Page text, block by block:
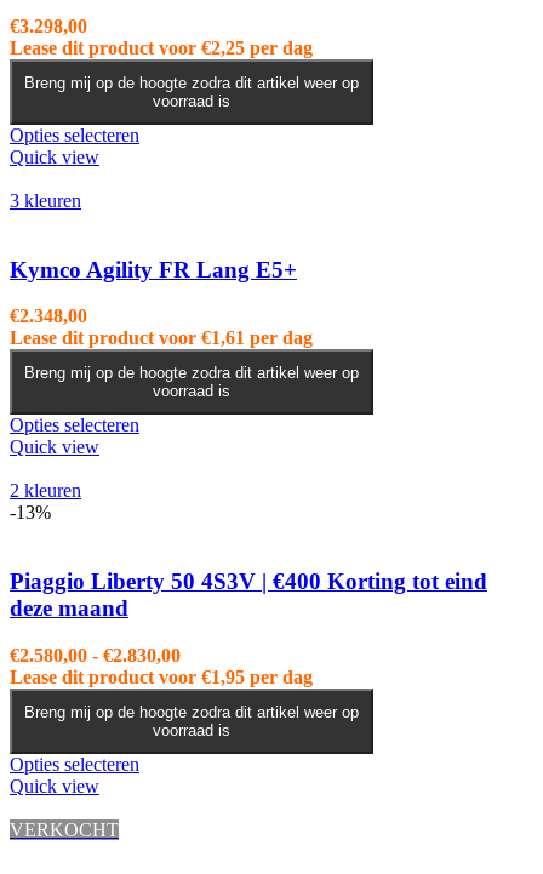
€3.298,00
Lease dit product voor €2,25 per dag
Breng mij op de hoogte zodra dit artikel weer op
voorraad is
Opties selecteren
optie
kan
worden
op
de
productpagina
Quick view
3 kleuren
Kymco Agility FR Lang E5+
€2.348,00
Lease dit product voor €1,61 per dag
Breng mij op de hoogte zodra dit artikel weer op
voorraad is
Opties selecteren
kan
gekozen
de
productpagina
Quick view
2 kleuren
-13%
Piaggio Liberty 50 4S3V | €400 Korting tot eind
deze maand
€2.580,00 - €2.830,00Prijsklasse:
€2.580,00
tot
€2.830,00
Lease dit product voor €1,95 per dag
Breng mij op de hoogte zodra dit artikel weer op
voorraad is
Opties selecteren
Quick view
VERKOCHT